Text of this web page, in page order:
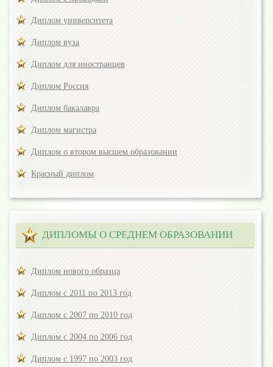
Диплом университета
Диплом вуза
Диплом для иностранцев
Диплом Россия
Диплом бакалавра
Диплом магистра
Диплом о втором высшем образовании
Красный диплом
ДИПЛОМЫ О СРЕДНЕМ ОБРАЗОВАНИИ
Диплом нового образца
Диплом с 2011 по 2013 год
Диплом с 2007 по 2010 год
Диплом с 2004 по 2006 год
Диплом с 1997 по 2003 год